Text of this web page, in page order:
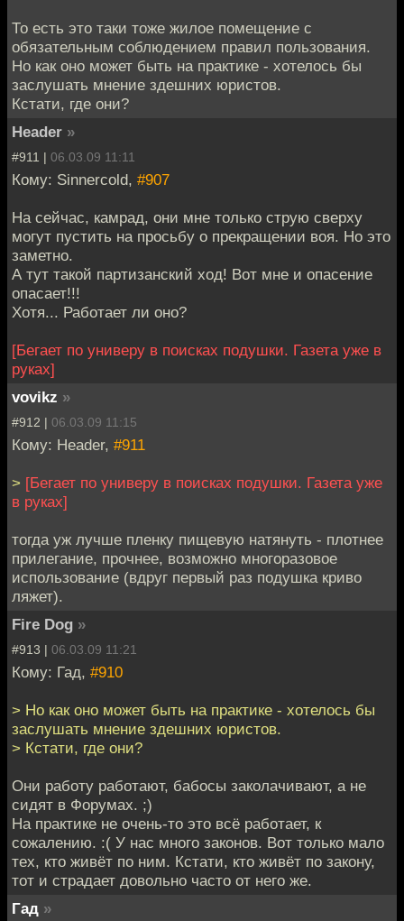
То есть это таки тоже жилое помещение с
обязательным соблюдением правил пользования.
Но как оно может быть на практике - хотелось бы
заслушать мнение здешних юристов.
Кстати, где они?
Header »
#911 | 06.03.09 11:11
Кому: Sinnercold, #907
На сейчас, камрад, они мне только струю сверху
могут пустить на просьбу о прекращении воя. Но это
заметно.
А тут такой партизанский ход! Вот мне и опасение
опасает!!!
Хотя... Работает ли оно?
[Бегает по универу в поисках подушки. Газета уже в
руках]
vovikz »
#912 | 06.03.09 11:15
Кому: Header, #911
> [Бегает по универу в поисках подушки. Газета уже
в руках]
тогда уж лучше пленку пищевую натянуть - плотнее
прилегание, прочнее, возможно многоразовое
использование (вдруг первый раз подушка криво
ляжет).
Fire Dog »
#913 | 06.03.09 11:21
Кому: Гад, #910
> Но как оно может быть на практике - хотелось бы
заслушать мнение здешних юристов.
> Кстати, где они?
Они работу работают, бабосы заколачивают, а не
сидят в Форумах. ;)
На практике не очень-то это всё работает, к
сожалению. :( У нас много законов. Вот только мало
тех, кто живёт по ним. Кстати, кто живёт по закону,
тот и страдает довольно часто от него же.
Гад »